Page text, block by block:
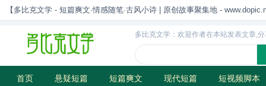
【多比克文学 - 短篇爽文·情感随笔·古风小诗 | 原创故事聚集地 -
多比克文学：欢迎作者在本站发表文章,
首页 悬疑短篇 短篇爽文 现代短篇 短视频脚本